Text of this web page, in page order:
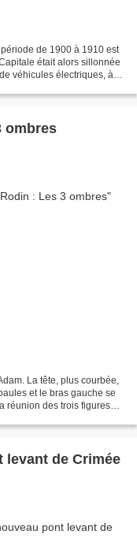
de 1900 à 1910 est
était alors sillonnée
véhicules électriques, à
ombres
La tête, plus courbée,
et le bras gauche se
réunion des trois figures
levant de Crimée